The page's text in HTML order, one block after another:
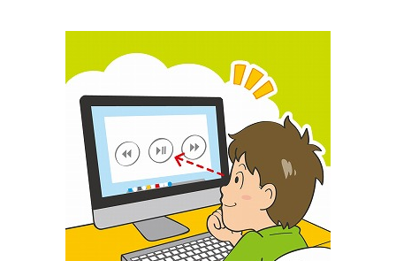
募集要項＆願書
大学・短大以外の資料から請求
専門学校の資料請求 大学院の資料請求
留学・進学関連、塾・予備校
大学入学共通テスト「受験案
内」の請求